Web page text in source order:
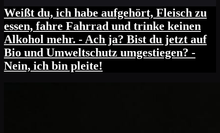
Weißt du, ich habe aufgehört, Fleisch zu
essen, fahre Fahrrad und trinke keinen
Alkohol mehr. - Ach ja? Bist du jetzt auf
Bio und Umweltschutz umgestiegen? -
Nein, ich bin pleite!